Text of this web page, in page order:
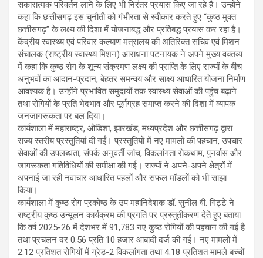
सकारात्मक परिवर्तन लाने के लिए भी निरंतर प्रयास किए जा रहे हैं। उन्होंने
कहा कि छत्तीसगढ़ इस चुनौती को गंभीरता से स्वीकार करते हुए “कुष्ठ मुक्त
छत्तीसगढ़” के लक्ष्य की दिशा में योजनाबद्ध और प्रतिबद्ध प्रयास कर रहा है।
केंद्रीय स्वास्थ्य एवं परिवार कल्याण मंत्रालय की अतिरिक्त सचिव एवं मिशन
संचालक (राष्ट्रीय स्वास्थ्य मिशन) आराधना पटनायक ने अपने मुख्य वक्तव्य
में कहा कि कुष्ठ रोग के शून्य संक्रमण लक्ष्य की प्राप्ति के लिए राज्यों के बीच
अनुभवों का आदान-प्रदान, बेहतर समन्वय और साक्ष्य आधारित योजना निर्माण
आवश्यक है। उन्होंने प्रभावित समुदायों तक स्वास्थ्य सेवाओं की पहुंच बढ़ाने
तथा रोगियों के प्रति भेदभाव और पूर्वाग्रह समाप्त करने की दिशा में व्यापक
जनजागरूकता पर बल दिया।
कार्यशाला में महाराष्ट्र, ओडिशा, झारखंड, मध्यप्रदेश और छत्तीसगढ़ द्वारा
राज्य स्तरीय प्रस्तुतियां दी गईं। प्रस्तुतियों में नए मामलों की पहचान, उपचार
सेवाओं की उपलब्धता, संपर्क अनुवर्ती जांच, विकलांगता रोकथाम, पुनर्वास और
जागरूकता गतिविधियों की समीक्षा की गई। राज्यों ने अपने-अपने क्षेत्रों में
अपनाई जा रही नवाचार आधारित पहलों और सफल मॉडलों को भी साझा
किया।
कार्यशाला में कुष्ठ रोग प्रकोष्ठ के उप महानिदेशक डॉ. सुनील वी. गिट्टे ने
राष्ट्रीय कुष्ठ उन्मूलन कार्यक्रम की प्रगति पर प्रस्तुतीकरण देते हुए बताया
कि वर्ष 2025-26 में देशभर में 91,783 नए कुष्ठ रोगियों की पहचान की गई है
तथा प्रचलन दर 0.56 प्रति 10 हजार आबादी दर्ज की गई। नए मामलों में
2.12 प्रतिशत रोगियों में ग्रेड-2 विकलांगता तथा 4.18 प्रतिशत मामले बच्चों